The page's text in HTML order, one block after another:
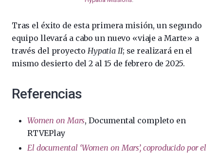
Tras el éxito de esta primera misión, un segundo
equipo llevará a cabo un nuevo «viaje a Marte» a
través del proyectoHypatia II; se realizará en el
mismo desierto del 2 al 15 de febrero de 2025.
Referencias
Women on Mars, Documental completo en
RTVEPlay
El documental ‘Women on Mars’, coproducido por el